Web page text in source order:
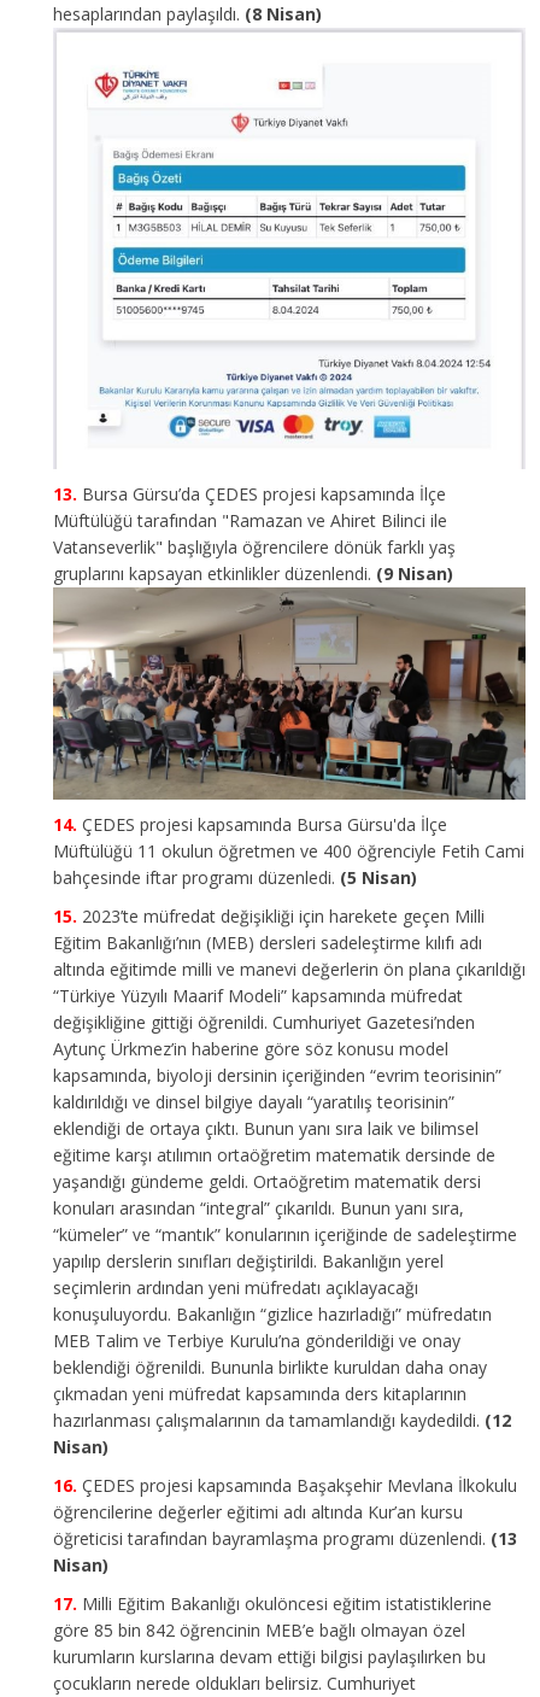
hesaplarından paylaşıldı. (8 Nisan)
Bursa Gürsu’da ÇEDES projesi kapsamında İlçe
Müftülüğü tarafından "Ramazan ve Ahiret Bilinci ile
Vatanseverlik" başlığıyla öğrencilere dönük farklı yaş
gruplarını kapsayan etkinlikler düzenlendi. (9 Nisan)
ÇEDES projesi kapsamında Bursa Gürsu'da İlçe
Müftülüğü 11 okulun öğretmen ve 400 öğrenciyle Fetih Cami
bahçesinde iftar programı düzenledi. (5 Nisan)
2023’te müfredat değişikliği için harekete geçen Milli
Eğitim Bakanlığı’nın (MEB) dersleri sadeleştirme kılıfı adı
altında eğitimde milli ve manevi değerlerin ön plana çıkarıldığı
“Türkiye Yüzyılı Maarif Modeli” kapsamında müfredat
değişikliğine gittiği öğrenildi. Cumhuriyet Gazetesi’nden
Aytunç Ürkmez’in haberine göre söz konusu model
kapsamında, biyoloji dersinin içeriğinden “evrim teorisinin”
kaldırıldığı ve dinsel bilgiye dayalı “yaratılış teorisinin”
eklendiği de ortaya çıktı. Bunun yanı sıra laik ve bilimsel
eğitime karşı atılımın ortaöğretim matematik dersinde de
yaşandığı gündeme geldi. Ortaöğretim matematik dersi
konuları arasından “integral” çıkarıldı. Bunun yanı sıra,
“kümeler” ve “mantık” konularının içeriğinde de sadeleştirme
yapılıp derslerin sınıfları değiştirildi. Bakanlığın yerel
seçimlerin ardından yeni müfredatı açıklayacağı
konuşuluyordu. Bakanlığın “gizlice hazırladığı” müfredatın
MEB Talim ve Terbiye Kurulu’na gönderildiği ve onay
beklendiği öğrenildi. Bununla birlikte kuruldan daha onay
çıkmadan yeni müfredat kapsamında ders kitaplarının
hazırlanması çalışmalarının da tamamlandığı kaydedildi. (12
Nisan)
ÇEDES projesi kapsamında Başakşehir Mevlana İlkokulu
öğrencilerine değerler eğitimi adı altında Kur’an kursu
öğreticisi tarafından bayramlaşma programı düzenlendi. (13
Nisan)
Milli Eğitim Bakanlığı okulöncesi eğitim istatistiklerine
göre 85 bin 842 öğrencinin MEB’e bağlı olmayan özel
kurumların kurslarına devam ettiği bilgisi paylaşılırken bu
çocukların nerede oldukları belirsiz. Cumhuriyet